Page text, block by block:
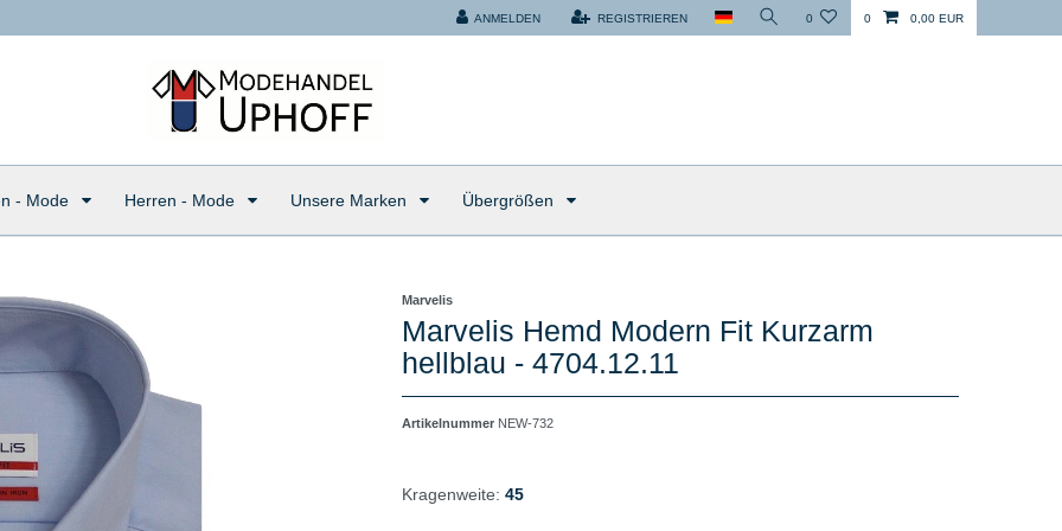
ANMELDEN REGISTRIEREN 0 0 0,00 EUR
- Mode Herren - Mode Unsere Marken Übergrößen
Marvelis
Marvelis Hemd Modern Fit Kurzarm
hellblau - 4704.12.11
Artikelnummer NEW-732
Kragenweite: 45